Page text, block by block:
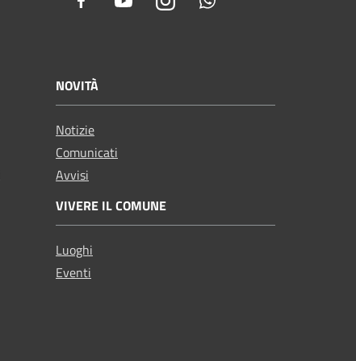
NOVITÀ
Notizie
Comunicati
Avvisi
VIVERE IL COMUNE
Luoghi
Eventi